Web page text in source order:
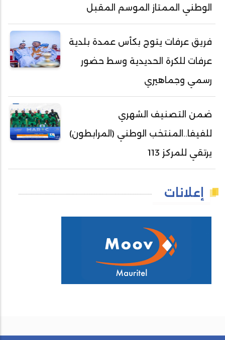
الوطني الممتاز الموسم المقبل
فريق عرفات يتوج بكأس عمدة بلدية
عرفات للكرة الحديدية وسط حضور
رسمي وجماهيري
ضمن التصنيف الشهري
للفيفا..المنتخب الوطني (المرابطون)
يرتقي للمركز 113
إعلانات